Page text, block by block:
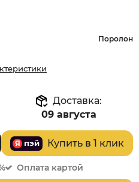
Поролон
Доставка:
09 августа
Я пэй Купить в 1 клик
Яндекс Пэй / Сплит
Оплата картой